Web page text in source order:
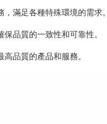
滿足各種特殊環境的需求。
品質的一致性和可靠性。
品質的產品和服務。